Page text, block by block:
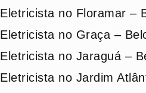
Eletricista no Floramar –
Eletricista no Graça –
Eletricista no Jaraguá –
Eletricista no Jardim